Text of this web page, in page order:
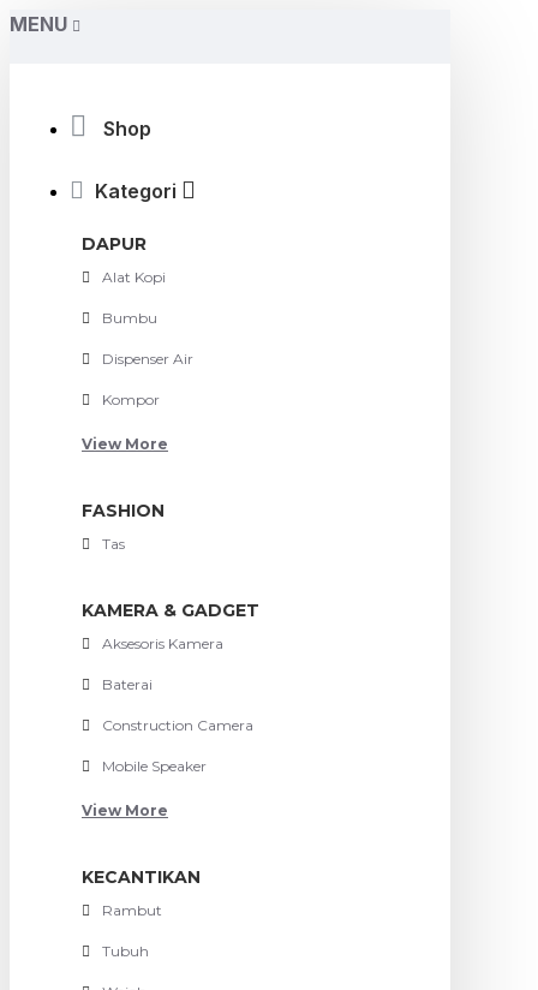
MENU
Shop
Kategori
DAPUR
Alat Kopi
Bumbu
Dispenser Air
Kompor
View More
FASHION
Tas
KAMERA & GADGET
Aksesoris Kamera
Baterai
Construction Camera
Mobile Speaker
View More
KECANTIKAN
Rambut
Tubuh